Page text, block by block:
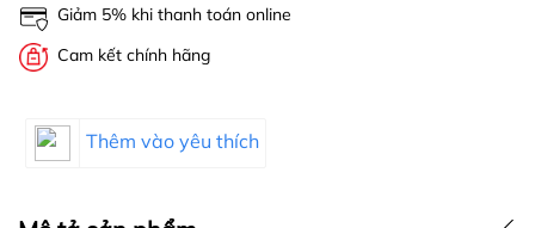
Giảm 5% khi thanh toán online
Cam kết chính hãng
Thêm vào yêu thích